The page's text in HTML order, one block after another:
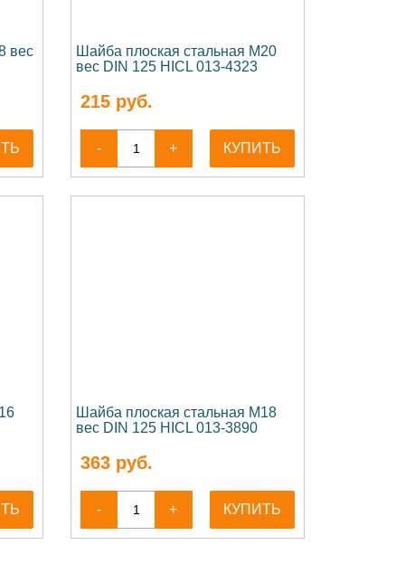
вес
Шайба плоская стальная М20
вес DIN 125 HICL 013-4323
215руб.
- + КУПИТЬ
Шайба плоская стальная М18
вес DIN 125 HICL 013-3890
363руб.
- + КУПИТЬ